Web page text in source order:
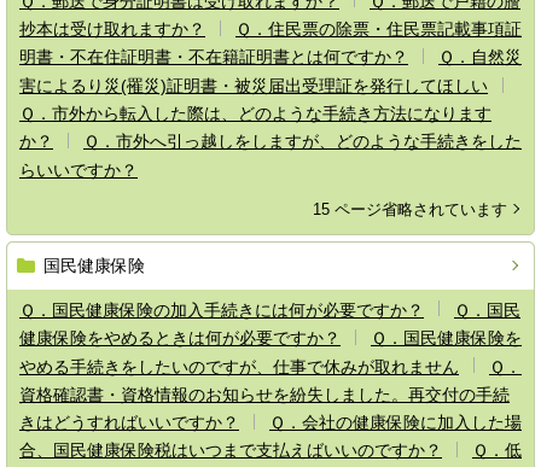
抄本は受け取れますか？
Ｑ．住民票の除票・住民票記載事項証
明書・不在住証明書・不在籍証明書とは何ですか？
Ｑ．自然災
害によるり災(罹災)証明書・被災届出受理証を発行してほしい
Ｑ．市外から転入した際は、どのような手続き方法になります
か？
Ｑ．市外へ引っ越しをしますが、どのような手続きをした
らいいですか？
15 ページ省略されています
国民健康保険
Ｑ．国民健康保険の加入手続きには何が必要ですか？
Ｑ．国民
健康保険をやめるときは何が必要ですか？
Ｑ．国民健康保険を
やめる手続きをしたいのですが、仕事で休みが取れません
Ｑ．
資格確認書・資格情報のお知らせを紛失しました。再交付の手続
きはどうすればいいですか？
Ｑ．会社の健康保険に加入した場
合、国民健康保険税はいつまで支払えばいいのですか？
Ｑ．低